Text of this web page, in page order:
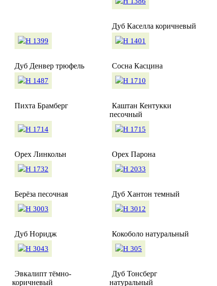
Дуб Каселла коричневый
Дуб Денвер трюфель Сосна Касцина
Пихта Брамберг
Каштан Кентукки
песочный
Орех Линкольн Орех Парона
Берёза песочная Дуб Хантон темный
Дуб Норидж Кокоболо натуральный
Эвкалипт тёмно-
коричневый
Дуб Тонсберг
натуральный